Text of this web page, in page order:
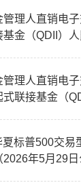
管理人直销电
基金（QDII）
管理人直销电
式联接基金（
标普500交易
年5月29日